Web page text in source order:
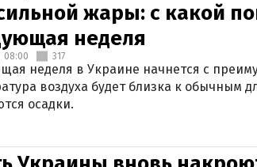
жары: с какой
неделя
08:00 317
неделя в Украине начнется с
воздуха будет близка к обычным
осадки.